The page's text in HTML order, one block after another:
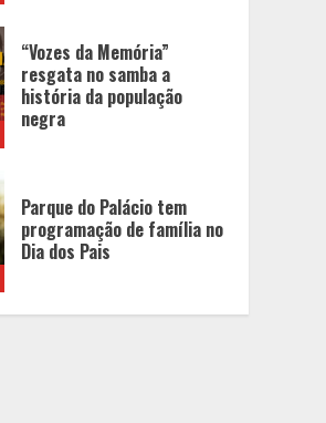
Parque do Palácio tem
programação de família no
Dia dos Pais
Unidade móvel percorre
cidades de Minas Gerais
para realizar gratuitamente
exames preventivos contra